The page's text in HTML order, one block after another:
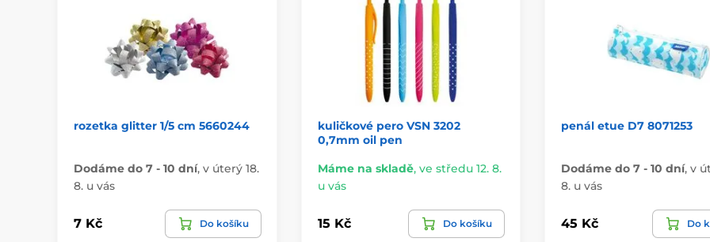
rozetka glitter 1/5 cm 5660244
Dodáme do 7 - 10 dní, v úterý 18.
8. u vás
7 Kč Do košíku
kuličkové pero VSN 3202
0,7mm oil pen
Máme na skladě, ve středu 12. 8.
u vás
15 Kč Do košíku
penál etue D7 8071253
Dodáme do 7 - 10 dní, v
8. u vás
45 Kč Do